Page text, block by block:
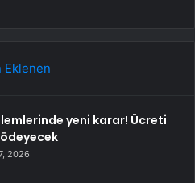
Eklenen
yeni karar! Ücreti
2026